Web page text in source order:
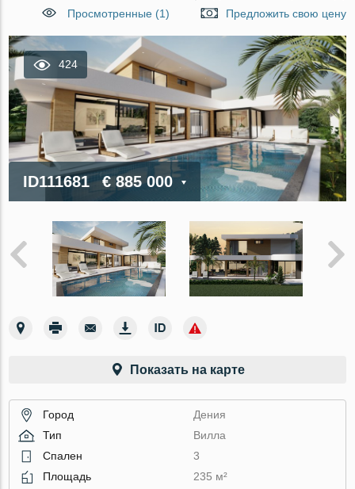
Просмотренные (1)
Предложить свою цену
424
ID111681 € 885 000
Показать на карте
Город
Дения
Тип
Вилла
Спален
3
Площадь
235 м²